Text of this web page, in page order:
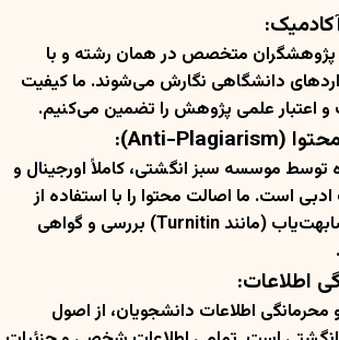
پژوهشگران متخصص در همان رشته و با
دانشگاهی نگارش می‌شوند. ما کیفیت
اعتبار علمی پژوهش را تضمین می‌کنیم.
موسسه سبز انگشتی، کاملاً اورجینال و
است. ما اصالت محتوا را با استفاده از
نرم‌افزارهای معتبر مشابهت‌یاب (مانند Turnitin) بررسی و گواهی
اطلاعات دانشجویان، از اصول